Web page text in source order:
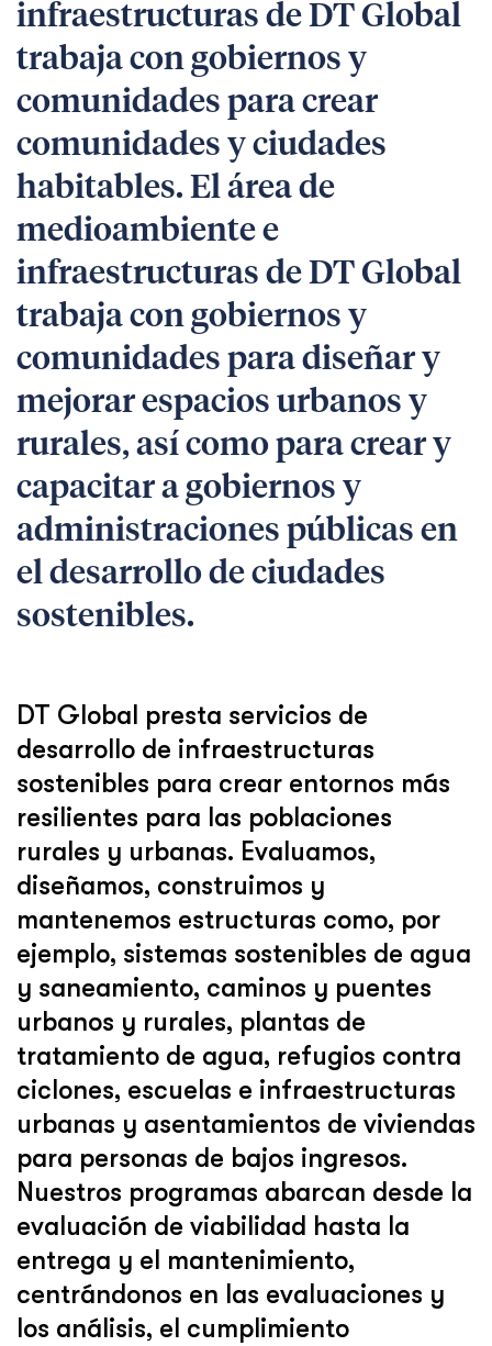
infraestructuras de DT Global
trabaja con gobiernos y
comunidades para crear
comunidades y ciudades
habitables. El área de
medioambiente e
infraestructuras de DT Global
trabaja con gobiernos y
comunidades para diseñar y
mejorar espacios urbanos y
rurales, así como para crear y
capacitar a gobiernos y
administraciones públicas en
el desarrollo de ciudades
sostenibles.
DT Global presta servicios de
desarrollo de infraestructuras
sostenibles para crear entornos más
resilientes para las poblaciones
rurales y urbanas. Evaluamos,
diseñamos, construimos y
mantenemos estructuras como, por
ejemplo, sistemas sostenibles de agua
y saneamiento, caminos y puentes
urbanos y rurales, plantas de
tratamiento de agua, refugios contra
ciclones, escuelas e infraestructuras
urbanas y asentamientos de viviendas
para personas de bajos ingresos.
Nuestros programas abarcan desde la
evaluación de viabilidad hasta la
entrega y el mantenimiento,
centrándonos en las evaluaciones y
los análisis, el cumplimiento